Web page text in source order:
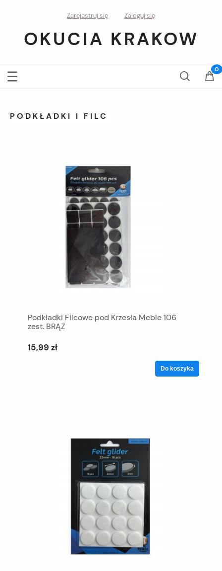
Zarejestruj się Zaloguj się
OKUCIA KRAKOW
PODKŁADKI I FILC
Podkładki Filcowe pod Krzesła Meble 106
zest. BRĄZ
15,99 zł
Do koszyka